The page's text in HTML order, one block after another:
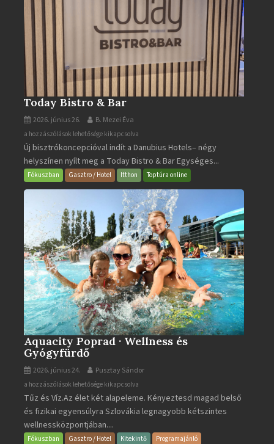
Today Bistro & Bar
2026. június 26. B. Mezei Éva
Today
Bistro
&
Bar
a hozzászólások lehetősége kikapcsolva
Új bisztrókoncepcióval indít a Danubius Hotels– négy
helyszínen nyílt meg a Today Bistro & Bar Egységes...
Fókuszban Gasztro / Hotel Itthon Toptúra online
Aquacity Poprad · Wellness és
Gyógyfürdő
2026. június 24. Pusztay Sándor
Aquacity
Poprad
·
Wellness
és
a hozzászólások lehetősége kikapcsolva
Tűz és Víz.Az élet két alapeleme. Kényeztesd magad belső
és fizikai egyensúlyra Szlovákia legnagyobb kétszintes
wellnessközpontjában....
Fókuszban Gasztro / Hotel Kitekintő
Programajánló